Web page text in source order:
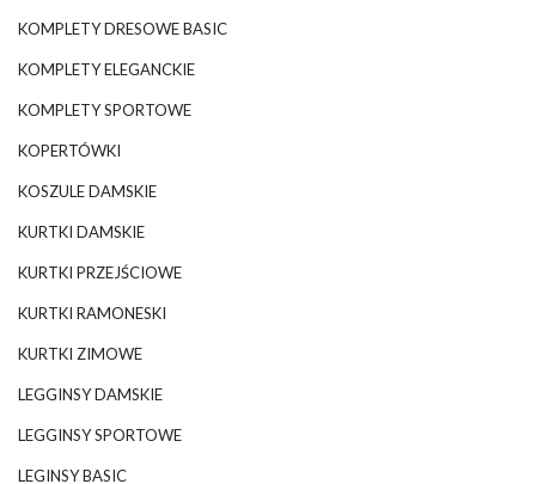
KOMPLETY DRESOWE BASIC
KOMPLETY ELEGANCKIE
KOMPLETY SPORTOWE
KOPERTÓWKI
KOSZULE DAMSKIE
KURTKI DAMSKIE
KURTKI PRZEJŚCIOWE
KURTKI RAMONESKI
KURTKI ZIMOWE
LEGGINSY DAMSKIE
LEGGINSY SPORTOWE
LEGINSY BASIC